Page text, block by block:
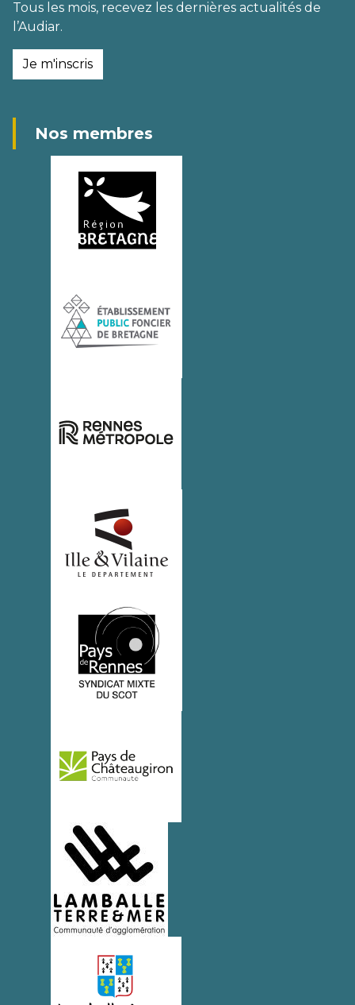
Tous les mois, recevez les dernières actualités de
l’Audiar.
Je m'inscris
Nos membres